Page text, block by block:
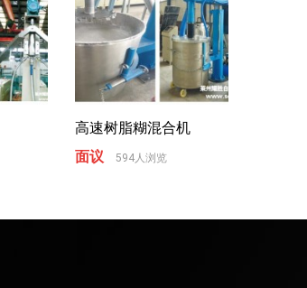
高速树脂糊混合机
面议
594人浏览